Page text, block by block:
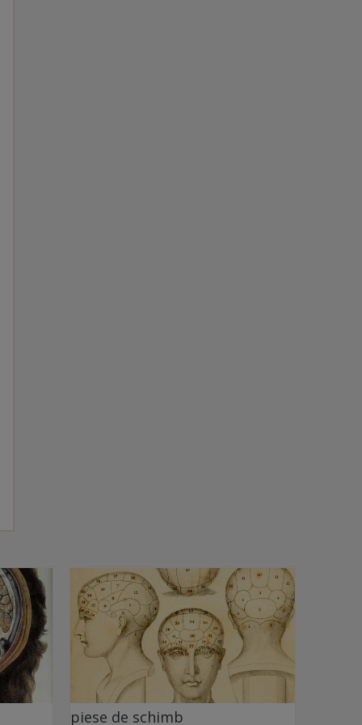
piese de schimb